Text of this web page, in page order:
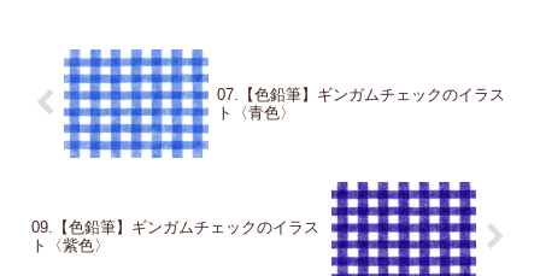
07.【色鉛筆】ギンガムチェックのイラス
ト〈青色〉
09.【色鉛筆】ギンガムチェックのイラス
ト〈紫色〉